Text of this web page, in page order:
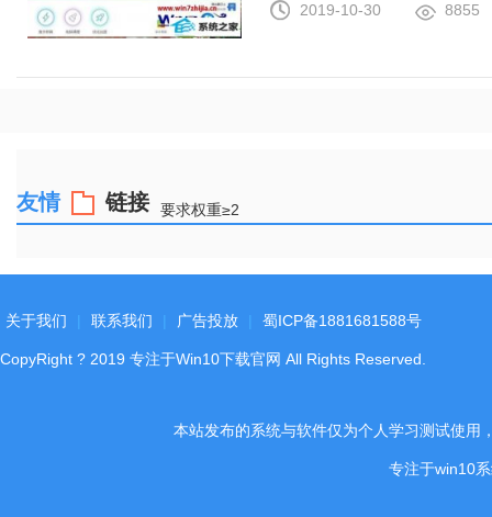
2019-10-30
8855
友情 链接 要求权重≥2
关于我们 联系我们 广告投放 蜀ICP备1881681588号
CopyRight ? 2019 专注于Win10下载官网 All Rights Reserved.
本站发布的系统与软件仅为个人学习测试使用
专注于win10